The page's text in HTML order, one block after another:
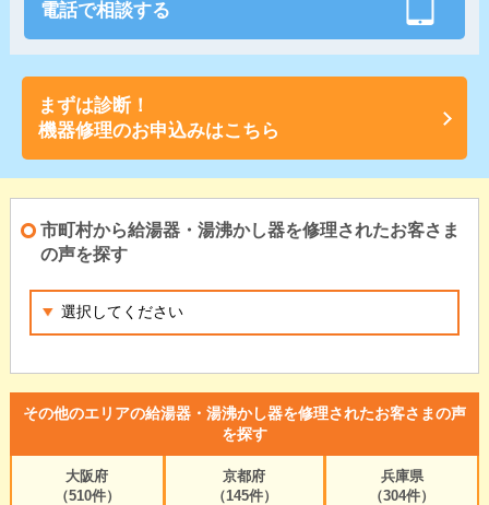
電話で相談する
まずは診断！
機器修理のお申込みはこちら
市町村から給湯器・湯沸かし器を修理されたお客さま
の声を探す
その他のエリアの給湯器・湯沸かし器を修理されたお客さまの声
を探す
大阪府
（510件）
京都府
（145件）
兵庫県
（304件）